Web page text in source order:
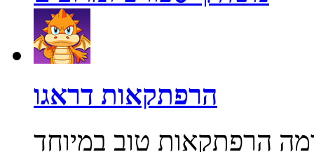
הרפתקאות דראגו